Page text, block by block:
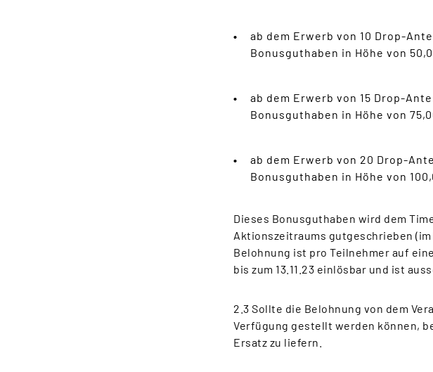
ab dem Erwerb von 10 Drop-
Bonusguthaben in Höhe von
ab dem Erwerb von 15 Drop-
Bonusguthaben in Höhe von
ab dem Erwerb von 20 Drop-
Bonusguthaben in Höhe von
Dieses Bonusguthaben wird dem
Aktionszeitraums gutgeschrieben (im
Belohnung ist pro Teilnehmer auf
bis zum 13.11.23 einlösbar und ist
2.3 Sollte die Belohnung von dem
Verfügung gestellt werden können,
Ersatz zu liefern.